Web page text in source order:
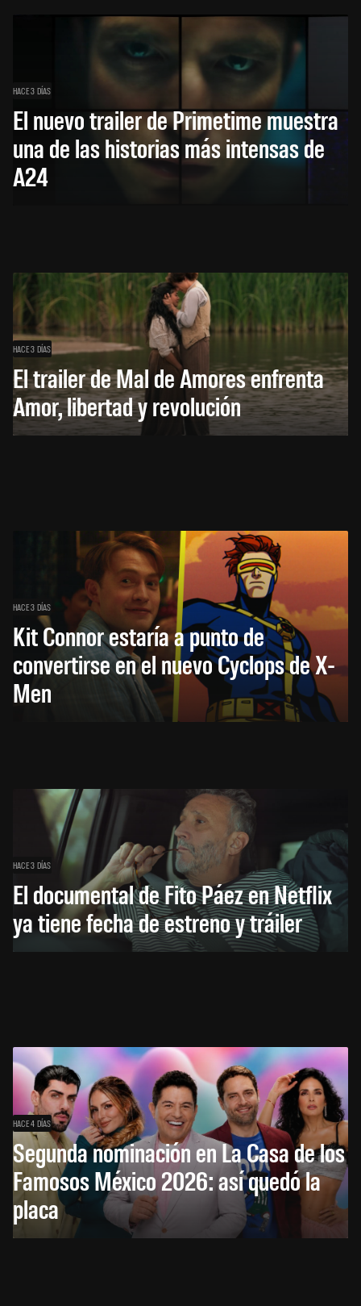
HACE 3 DÍAS
El nuevo trailer de Primetime muestra
una de las historias más intensas de
A24
HACE 3 DÍAS
El trailer de Mal de Amores enfrenta
Amor, libertad y revolución
HACE 3 DÍAS
Kit Connor estaría a punto de
convertirse en el nuevo Cyclops de X-
Men
HACE 3 DÍAS
El documental de Fito Páez en Netflix
ya tiene fecha de estreno y tráiler
HACE 4 DÍAS
Segunda nominación en La Casa de los
Famosos México 2026: así quedó la
placa